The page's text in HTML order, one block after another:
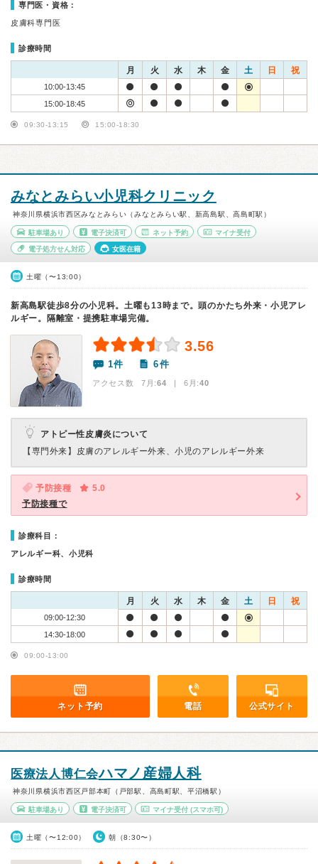
専門医・資格：
皮膚科専門医
診療時間
月 火 水 木 金 土 日 祝
10:00-13:45
15:00-18:45
09:30-13:15 15:00-18:30
みなとみらい小児科クリニック
神奈川県横浜市西区みなとみらい（みなとみらい駅、新高島駅、高島町駅）
駐車場あり 電子決済可 ネット予約 マイナ受付
電子処方せん対応 女医在籍
土曜（〜13:00）
新高島駅徒歩8分の小児科。土曜も13時まで。頭のかたち外来・小児アレ
ルギー。隔離室・提携駐車場完備。
3.56
1件 6件
アクセス数 7月:64 | 6月:40
アトピー性皮膚炎について
【専門外来】 皮膚のアレルギー外来、小児のアレルギー外来
予防接種
5.0
予防接種で
診療科目：
アレルギー科、小児科
診療時間
月 火 水 木 金 土 日 祝
09:00-12:30
14:30-18:00
09:00-13:00
ネット予約 電話 公式サイト
医療法人博仁会ハマノ産婦人科
神奈川県横浜市西区戸部本町（戸部駅、高島町駅、平沼橋駅）
駐車場あり 電子決済可 マイナ受付 (スマホ可)
土曜（〜12:00） 朝（8:30〜）